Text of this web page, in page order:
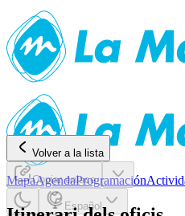
MapaAgendaProgramación
Español
Volver a la lista
Copiar enlace